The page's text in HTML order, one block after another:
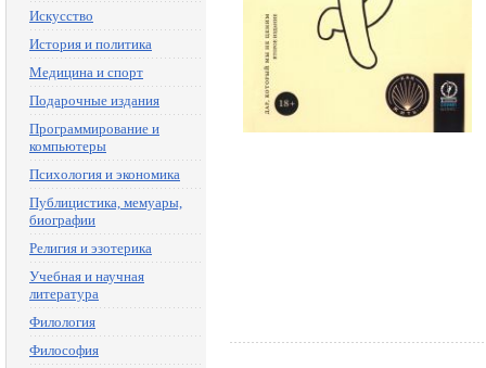
Искусство
История и политика
Медицина и спорт
Подарочные издания
Программирование и
компьютеры
Психология и экономика
Публицистика, мемуары,
биографии
Религия и эзотерика
Учебная и научная
литература
Филология
Философия